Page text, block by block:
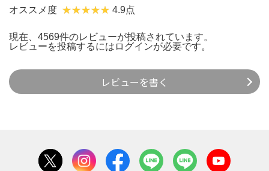
オススメ度 4.9点
現在、4569件のレビューが投稿されています。
レビューを投稿するには ログインが必要です。
レビューを書く